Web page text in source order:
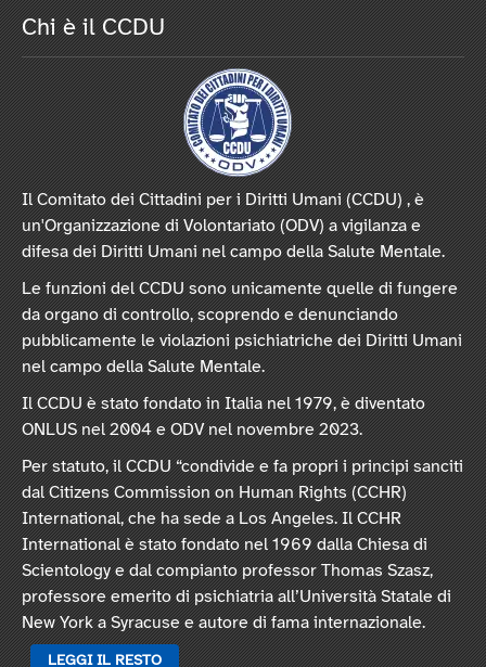
Chi è il CCDU
Il Comitato dei Cittadini per i Diritti Umani (CCDU) , è
un'Organizzazione di Volontariato (ODV) a vigilanza e
difesa dei Diritti Umani nel campo della Salute Mentale.
Le funzioni del CCDU sono unicamente quelle di fungere
da organo di controllo, scoprendo e denunciando
pubblicamente le violazioni psichiatriche dei Diritti Umani
nel campo della Salute Mentale.
Il CCDU è stato fondato in Italia nel 1979, è diventato
ONLUS nel 2004 e ODV nel novembre 2023.
Per statuto, il CCDU “condivide e fa propri i principi sanciti
dal Citizens Commission on Human Rights (CCHR)
International, che ha sede a Los Angeles. Il CCHR
International è stato fondato nel 1969 dalla Chiesa di
Scientology e dal compianto professor Thomas Szasz,
professore emerito di psichiatria all’Università Statale di
New York a Syracuse e autore di fama internazionale.
LEGGI IL RESTO